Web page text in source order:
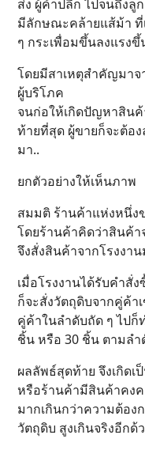
ส่ง ผู้ค้าปลีก ไปจนถึงลู
มีลักษณะคล้ายแส้ม้า ที่
ๆ กระเพื่อมขึ้นลงแรง
โดยมีสาเหตุสำคัญมาจ
ผู้บริโภค
จนก่อให้เกิดปัญหาสิน
ท้ายที่สุด ผู้ขายก็จะต้อ
มา..
ยกตัวอย่างให้เห็นภาพ
สมมติ ร้านค้าแห่งหนึ่ง
โดยร้านค้าคิดว่าสินค้
จึงสั่งสินค้าจากโรงงา
เมื่อโรงงานได้รับคำสั่
ก็จะสั่งวัตถุดิบจากคู่ค้า
คู่ค้าในลำดับถัด ๆ ไปก็
ชิ้น หรือ 30 ชิ้น ตามลำ
ผลลัพธ์สุดท้าย จึงเกิด
หรือร้านค้ามีสินค้าคง
มากเกินกว่าความต้อง
วัตถุดิบ สูงเกินจริงอีกด้